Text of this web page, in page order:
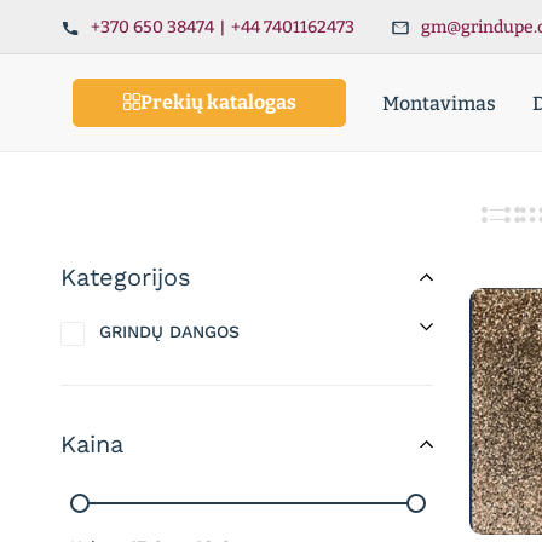
+370 650 38474 | +44 7401162473
Prekių katalogas Montavimas
Kategorijos
GRINDŲ DANGOS
Kaina